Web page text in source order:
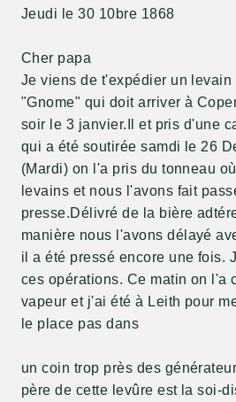
Jeudi le 30 10bre 1868
Cher papa
Je viens de t'expédier un levain
"Gnome" qui doit arriver à
soir le 3 janvier.Il et pris d'une
qui a été soutirée samdi le 26
(Mardi) on l'a pris du tonneau
levains et nous l'avons fait
presse.Délivré de la bière
manière nous l'avons délayé
il a été pressé encore une fois.
ces opérations. Ce matin on l'a
vapeur et j'ai été à Leith pour
le place pas dans
un coin trop près des
père de cette levûre est la soi-